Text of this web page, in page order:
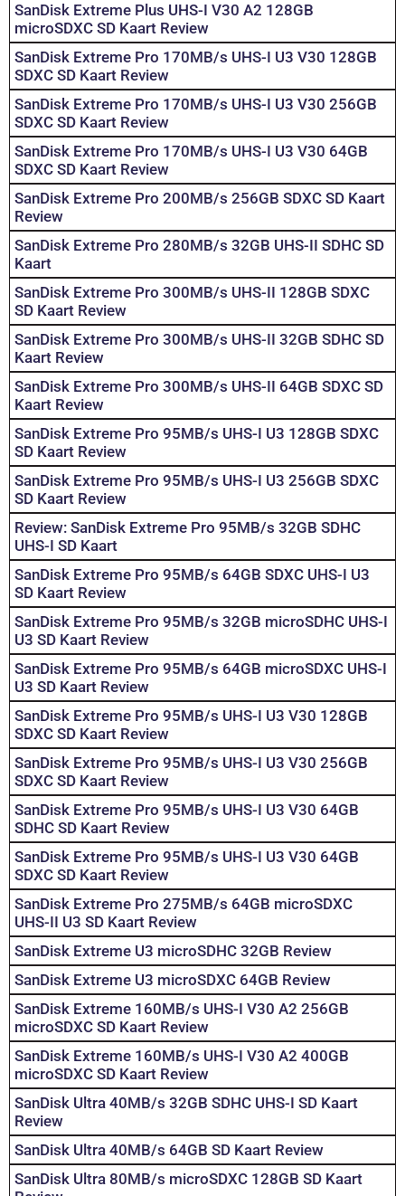
SanDisk Extreme Plus UHS-I V30 A2 128GB
microSDXC SD Kaart Review
SanDisk Extreme Pro 170MB/s UHS-I U3 V30 128GB
SDXC SD Kaart Review
SanDisk Extreme Pro 170MB/s UHS-I U3 V30 256GB
SDXC SD Kaart Review
SanDisk Extreme Pro 170MB/s UHS-I U3 V30 64GB
SDXC SD Kaart Review
SanDisk Extreme Pro 200MB/s 256GB SDXC SD Kaart
Review
SanDisk Extreme Pro 280MB/s 32GB UHS-II SDHC SD
Kaart
SanDisk Extreme Pro 300MB/s UHS-II 128GB SDXC
SD Kaart Review
SanDisk Extreme Pro 300MB/s UHS-II 32GB SDHC SD
Kaart Review
SanDisk Extreme Pro 300MB/s UHS-II 64GB SDXC SD
Kaart Review
SanDisk Extreme Pro 95MB/s UHS-I U3 128GB SDXC
SD Kaart Review
SanDisk Extreme Pro 95MB/s UHS-I U3 256GB SDXC
SD Kaart Review
Review: SanDisk Extreme Pro 95MB/s 32GB SDHC
UHS-I SD Kaart
SanDisk Extreme Pro 95MB/s 64GB SDXC UHS-I U3
SD Kaart Review
SanDisk Extreme Pro 95MB/s 32GB microSDHC UHS-I
U3 SD Kaart Review
SanDisk Extreme Pro 95MB/s 64GB microSDXC UHS-I
U3 SD Kaart Review
SanDisk Extreme Pro 95MB/s UHS-I U3 V30 128GB
SDXC SD Kaart Review
SanDisk Extreme Pro 95MB/s UHS-I U3 V30 256GB
SDXC SD Kaart Review
SanDisk Extreme Pro 95MB/s UHS-I U3 V30 64GB
SDHC SD Kaart Review
SanDisk Extreme Pro 95MB/s UHS-I U3 V30 64GB
SDXC SD Kaart Review
SanDisk Extreme Pro 275MB/s 64GB microSDXC
UHS-II U3 SD Kaart Review
SanDisk Extreme U3 microSDHC 32GB Review
SanDisk Extreme U3 microSDXC 64GB Review
SanDisk Extreme 160MB/s UHS-I V30 A2 256GB
microSDXC SD Kaart Review
SanDisk Extreme 160MB/s UHS-I V30 A2 400GB
microSDXC SD Kaart Review
SanDisk Ultra 40MB/s 32GB SDHC UHS-I SD Kaart
Review
SanDisk Ultra 40MB/s 64GB SD Kaart Review
SanDisk Ultra 80MB/s microSDXC 128GB SD Kaart